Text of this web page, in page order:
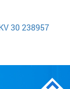
30 238957